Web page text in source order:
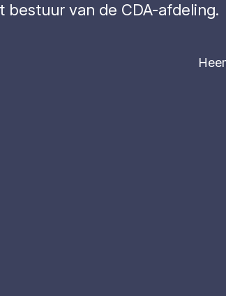
van de CDA-afdeling.